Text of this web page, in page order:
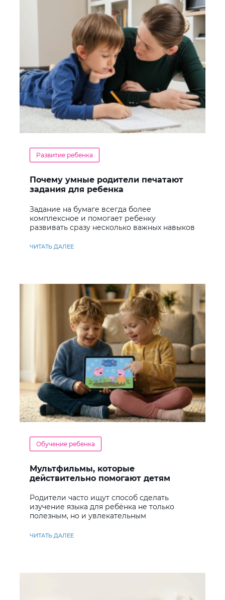
Развитие ребенка
Почему умные родители печатают
задания для ребенка
Задание на бумаге всегда более
комплексное и помогает ребенку
развивать сразу несколько важных навыков
ЧИТАТЬ ДАЛЕЕ
Обучение ребенка
Мультфильмы, которые
действительно помогают детям
Родители часто ищут способ сделать
изучение языка для ребёнка не только
полезным, но и увлекательным
ЧИТАТЬ ДАЛЕЕ